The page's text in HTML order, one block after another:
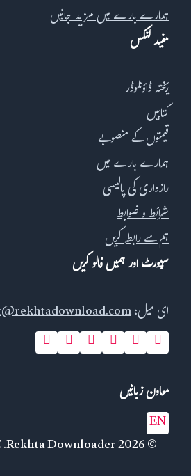
ہمارے بارے میں مزید جانیں
مفید لنکس
ریختہ ڈاؤنلوڈر
کتابیں
قیمتوں کے منصوبے
ہمارے بارے میں
رازداری کی پالیسی
شرائط و ضوابط
ہم سے رابطہ کریں
سپورٹ اور ہمیں فالو کریں
ای میل:
معاون زبانیں
EN
© 2026 Rekhta Downloader. جملہ حقوق محفوظ ہیں۔